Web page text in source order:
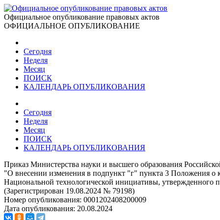
Официальное опубликование правовых актов
ОФИЦИАЛЬНОЕ ОПУБЛИКОВАНИЕ
Сегодня
Неделя
Месяц
ПОИСК
КАЛЕНДАРЬ ОПУБЛИКОВАНИЯ
Сегодня
Неделя
Месяц
ПОИСК
КАЛЕНДАРЬ ОПУБЛИКОВАНИЯ
Приказ Министерства науки и высшего образования
"О внесении изменения в подпункт "г" пункта 3 Положения о
Национальной технологической инициативы, утвержденного
(Зарегистрирован 19.08.2024 № 79198)
Номер опубликования: 0001202408200009
Дата опубликования: 20.08.2024